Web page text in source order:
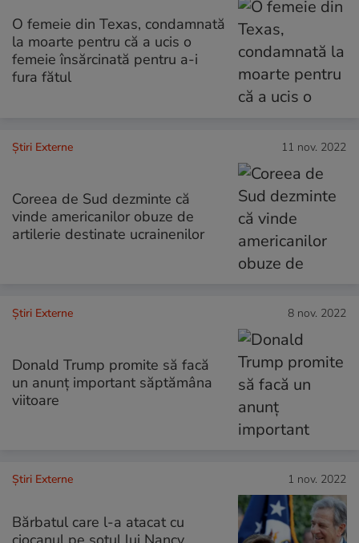
O femeie din Texas, condamnată
la moarte pentru că a ucis o
femeie însărcinată pentru a-i
fura fătul
Știri Externe 11 nov. 2022
Coreea de Sud dezminte că
vinde americanilor obuze de
artilerie destinate ucrainenilor
Știri Externe 8 nov. 2022
Donald Trump promite să facă
un anunț important săptămâna
viitoare
Știri Externe 1 nov. 2022
Bărbatul care l-a atacat cu